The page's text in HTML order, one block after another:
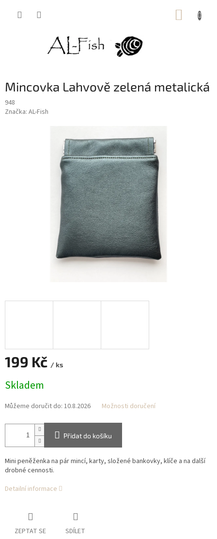
Mincovka Lahvově zelená metalická
948
Značka: AL-Fish
199 Kč / ks
cena:
Skladem
Můžeme doručit do: 10.8.2026 Možnosti doručení
Přidat do košíku
Mini peněženka na pár mincí, karty, složené bankovky, klíče a na další
drobné cennosti.
Detailní informace
ZEPTAT SE SDÍLET